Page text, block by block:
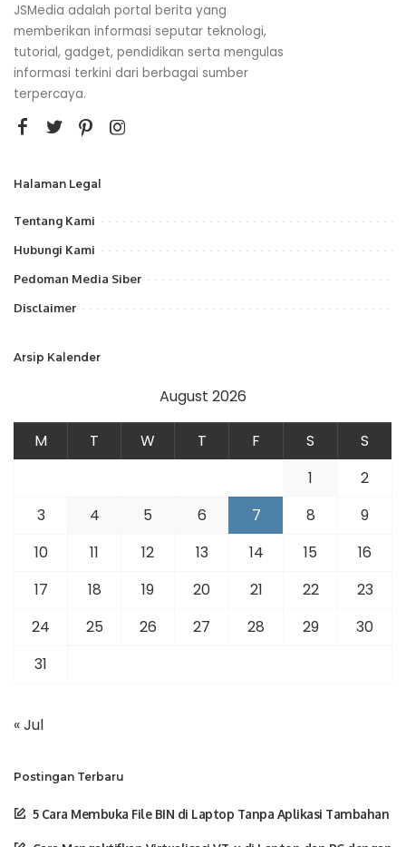
JSMedia adalah portal berita yang
memberikan informasi seputar teknologi,
tutorial, gadget, pendidikan serta mengulas
informasi terkini dari berbagai sumber
terpercaya.
Halaman Legal
Tentang Kami
Hubungi Kami
Pedoman Media Siber
Disclaimer
Arsip Kalender
August 2026
M T W T F S
S
1
2
3
4 5 6 7 8
9
10
11 12 13 14 15
16
17
18 19 20 21 22
23
24
25 26 27 28 29
30
31
« Jul
Postingan Terbaru
5 Cara Membuka File BIN di Laptop Tanpa Aplikasi Tambahan